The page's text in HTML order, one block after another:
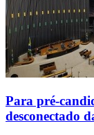
Para pré-
desconectado